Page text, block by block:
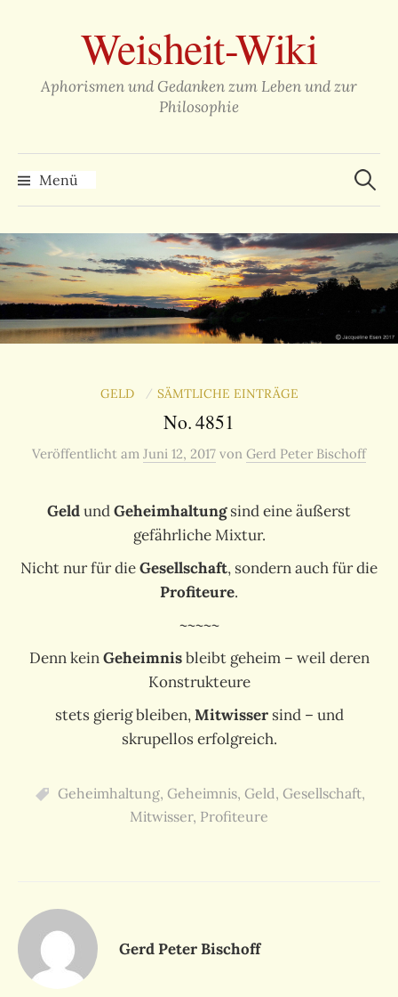
überspringenWeisheit-Wiki
Aphorismen und Gedanken zum Leben und zur
Philosophie
Menü
Suchen
nach:
GELD / SÄMTLICHE EINTRÄGE
No. 4851
Veröffentlicht am Juni 12, 2017 von Gerd Peter Bischoff
GeldundGeheimhaltungsind eine äußerst
gefährliche Mixtur.
Nicht nur für dieGesellschaft, sondern auch für die
Profiteure.
~~~~~
Denn keinGeheimnisbleibt geheim – weil deren
Konstrukteure
stets gierig bleiben,Mitwissersind – und
skrupellos erfolgreich.
Geheimhaltung, Geheimnis, Geld, Gesellschaft,
Mitwisser, Profiteure
Gerd Peter Bischoff